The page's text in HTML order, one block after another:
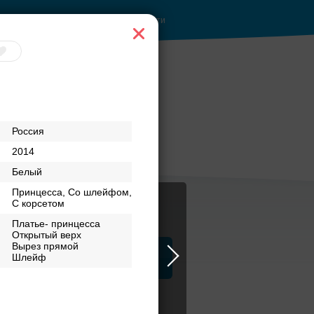
Россия
2014
Белый
Принцесса, Со шлейфом,
С корсетом
Платье- принцесса
Открытый верх
Вырез прямой
Шлейф
Войти
ЗАГСы